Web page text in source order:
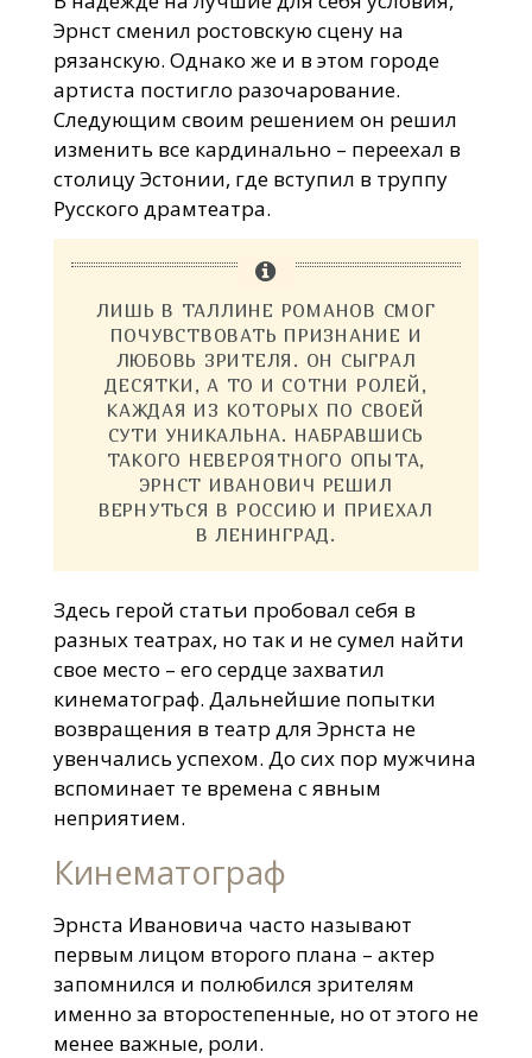
Эрнст сменил ростовскую сцену на
рязанскую. Однако же и в этом городе
артиста постигло разочарование.
Следующим своим решением он решил
изменить все кардинально – переехал в
столицу Эстонии, где вступил в труппу
Русского драмтеатра.
ЛИШЬ В ТАЛЛИНЕ РОМАНОВ СМОГ
ПОЧУВСТВОВАТЬ ПРИЗНАНИЕ И
ЛЮБОВЬ ЗРИТЕЛЯ. ОН СЫГРАЛ
ДЕСЯТКИ, А ТО И СОТНИ РОЛЕЙ,
КАЖДАЯ ИЗ КОТОРЫХ ПО СВОЕЙ
СУТИ УНИКАЛЬНА. НАБРАВШИСЬ
ТАКОГО НЕВЕРОЯТНОГО ОПЫТА,
ЭРНСТ ИВАНОВИЧ РЕШИЛ
ВЕРНУТЬСЯ В РОССИЮ И ПРИЕХАЛ
В ЛЕНИНГРАД.
Здесь герой статьи пробовал себя в
разных театрах, но так и не сумел найти
свое место – его сердце захватил
кинематограф. Дальнейшие попытки
возвращения в театр для Эрнста не
увенчались успехом. До сих пор мужчина
вспоминает те времена с явным
неприятием.
Кинематограф
Эрнста Ивановича часто называют
первым лицом второго плана – актер
запомнился и полюбился зрителям
именно за второстепенные, но от этого не
менее важные, роли.